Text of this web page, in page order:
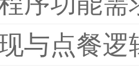
与点餐